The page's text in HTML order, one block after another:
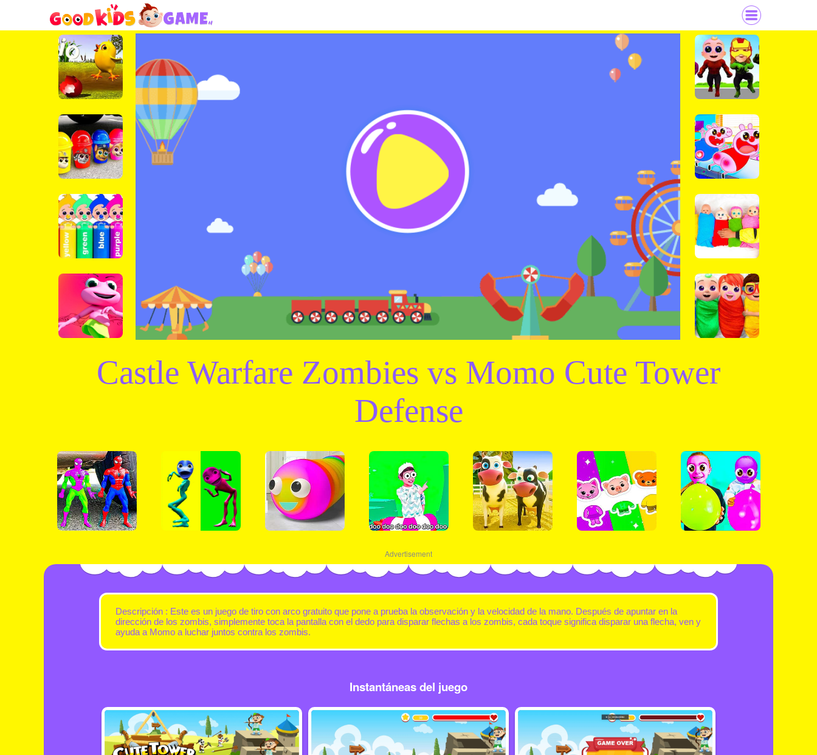
Castle Warfare Zombies vs Momo Cute Tower
Defense
Advertisement
Descripción : Este es un juego de tiro con arco gratuito que pone a prueba la observación y la velocidad de la mano. Después de apuntar en la
dirección de los zombis, simplemente toca la pantalla con el dedo para disparar flechas a los zombis, cada toque significa disparar una flecha, ven y
ayuda a Momo a luchar juntos contra los zombis.
Instantáneas del juego